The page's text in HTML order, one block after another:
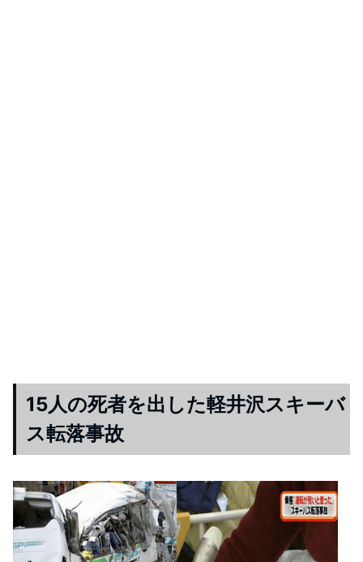
15人の死者を出した軽井沢スキーバ
ス転落事故